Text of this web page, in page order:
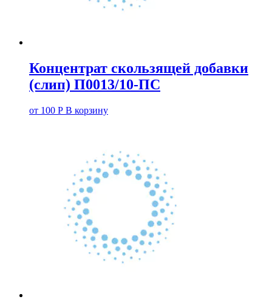
Концентрат скользящей добавки
(слип) П0013/10-ПС
от 100 Р В корзину